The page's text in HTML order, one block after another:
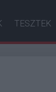
TESZTEK